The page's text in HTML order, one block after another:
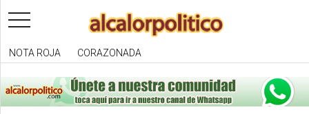
toggle
navigation
NOTA ROJA CORAZONADA